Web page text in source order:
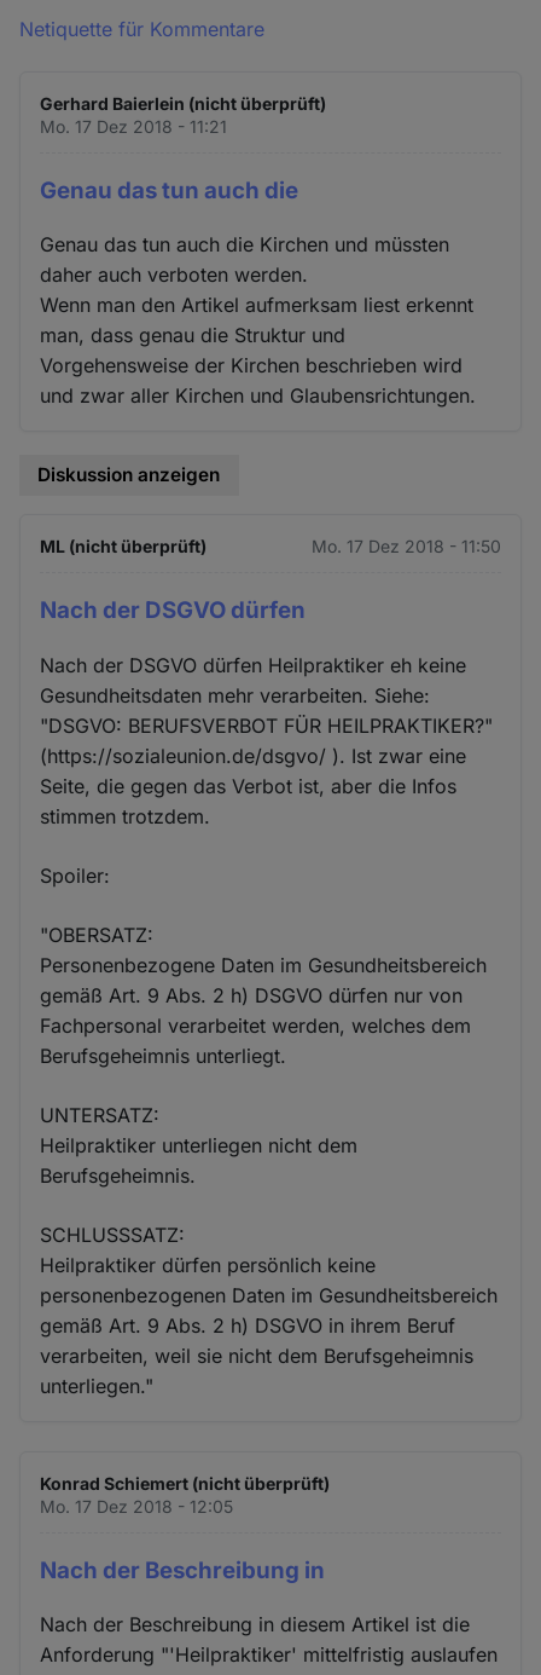
Netiquette für Kommentare
Gerhard Baierlein (nicht überprüft)
Mo. 17 Dez 2018 - 11:21
Genau das tun auch die
Genau das tun auch die Kirchen und müssten
daher auch verboten werden.
Wenn man den Artikel aufmerksam liest erkennt
man, dass genau die Struktur und
Vorgehensweise der Kirchen beschrieben wird
und zwar aller Kirchen und Glaubensrichtungen.
Diskussion anzeigen
ML (nicht überprüft) Mo. 17 Dez 2018 - 11:50
Nach der DSGVO dürfen
Nach der DSGVO dürfen Heilpraktiker eh keine
Gesundheitsdaten mehr verarbeiten. Siehe:
"DSGVO: BERUFSVERBOT FÜR HEILPRAKTIKER?"
(https://sozialeunion.de/dsgvo/ ). Ist zwar eine
Seite, die gegen das Verbot ist, aber die Infos
stimmen trotzdem.
Spoiler:
"OBERSATZ:
Personenbezogene Daten im Gesundheitsbereich
gemäß Art. 9 Abs. 2 h) DSGVO dürfen nur von
Fachpersonal verarbeitet werden, welches dem
Berufsgeheimnis unterliegt.
UNTERSATZ:
Heilpraktiker unterliegen nicht dem
Berufsgeheimnis.
SCHLUSSSATZ:
Heilpraktiker dürfen persönlich keine
personenbezogenen Daten im Gesundheitsbereich
gemäß Art. 9 Abs. 2 h) DSGVO in ihrem Beruf
verarbeiten, weil sie nicht dem Berufsgeheimnis
unterliegen."
Konrad Schiemert (nicht überprüft)
Mo. 17 Dez 2018 - 12:05
Nach der Beschreibung in
Nach der Beschreibung in diesem Artikel ist die
Anforderung "'Heilpraktiker' mittelfristig auslaufen